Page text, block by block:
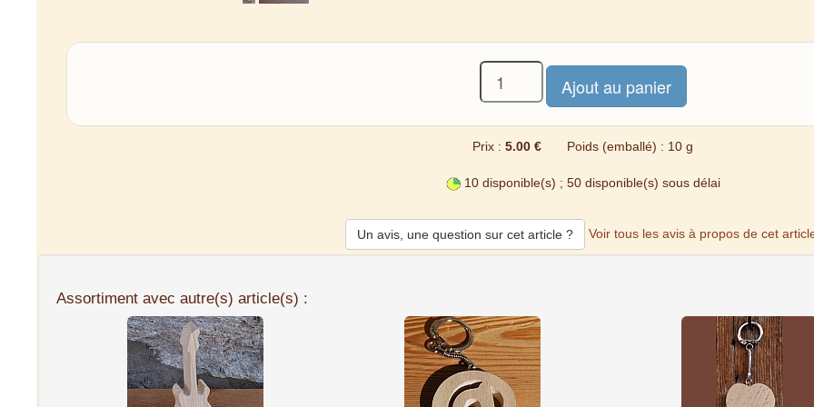
Prix : 5.00 € Poids (emballé) : 10 g
10 disponible(s) ; 50 disponible(s) sous délai
Un avis, une question sur cet article ? Voir tous les avis à propos de cet
Assortiment avec autre(s) article(s) :